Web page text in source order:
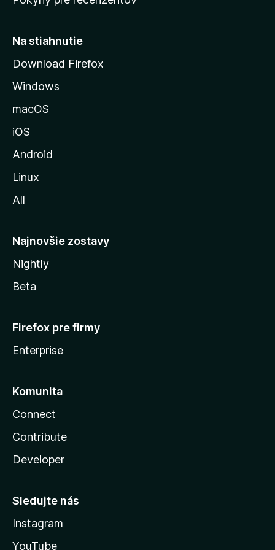
s
r
n
k
o
z
l
Na stiahnutie
Download Firefox
Windows
macOS
iOS
Android
Linux
All
Najnovšie zostavy
Nightly
Beta
Firefox pre firmy
Enterprise
Komunita
Connect
Contribute
Developer
Sledujte nás
Instagram
YouTube